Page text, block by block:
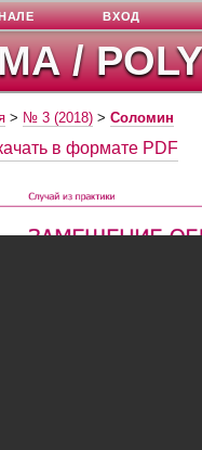
/
ВХОД
> № 3 (2018) >Соломин
в формате PDF